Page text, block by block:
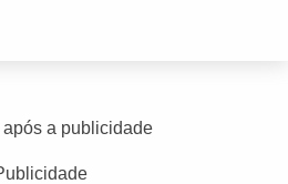
a publicidade